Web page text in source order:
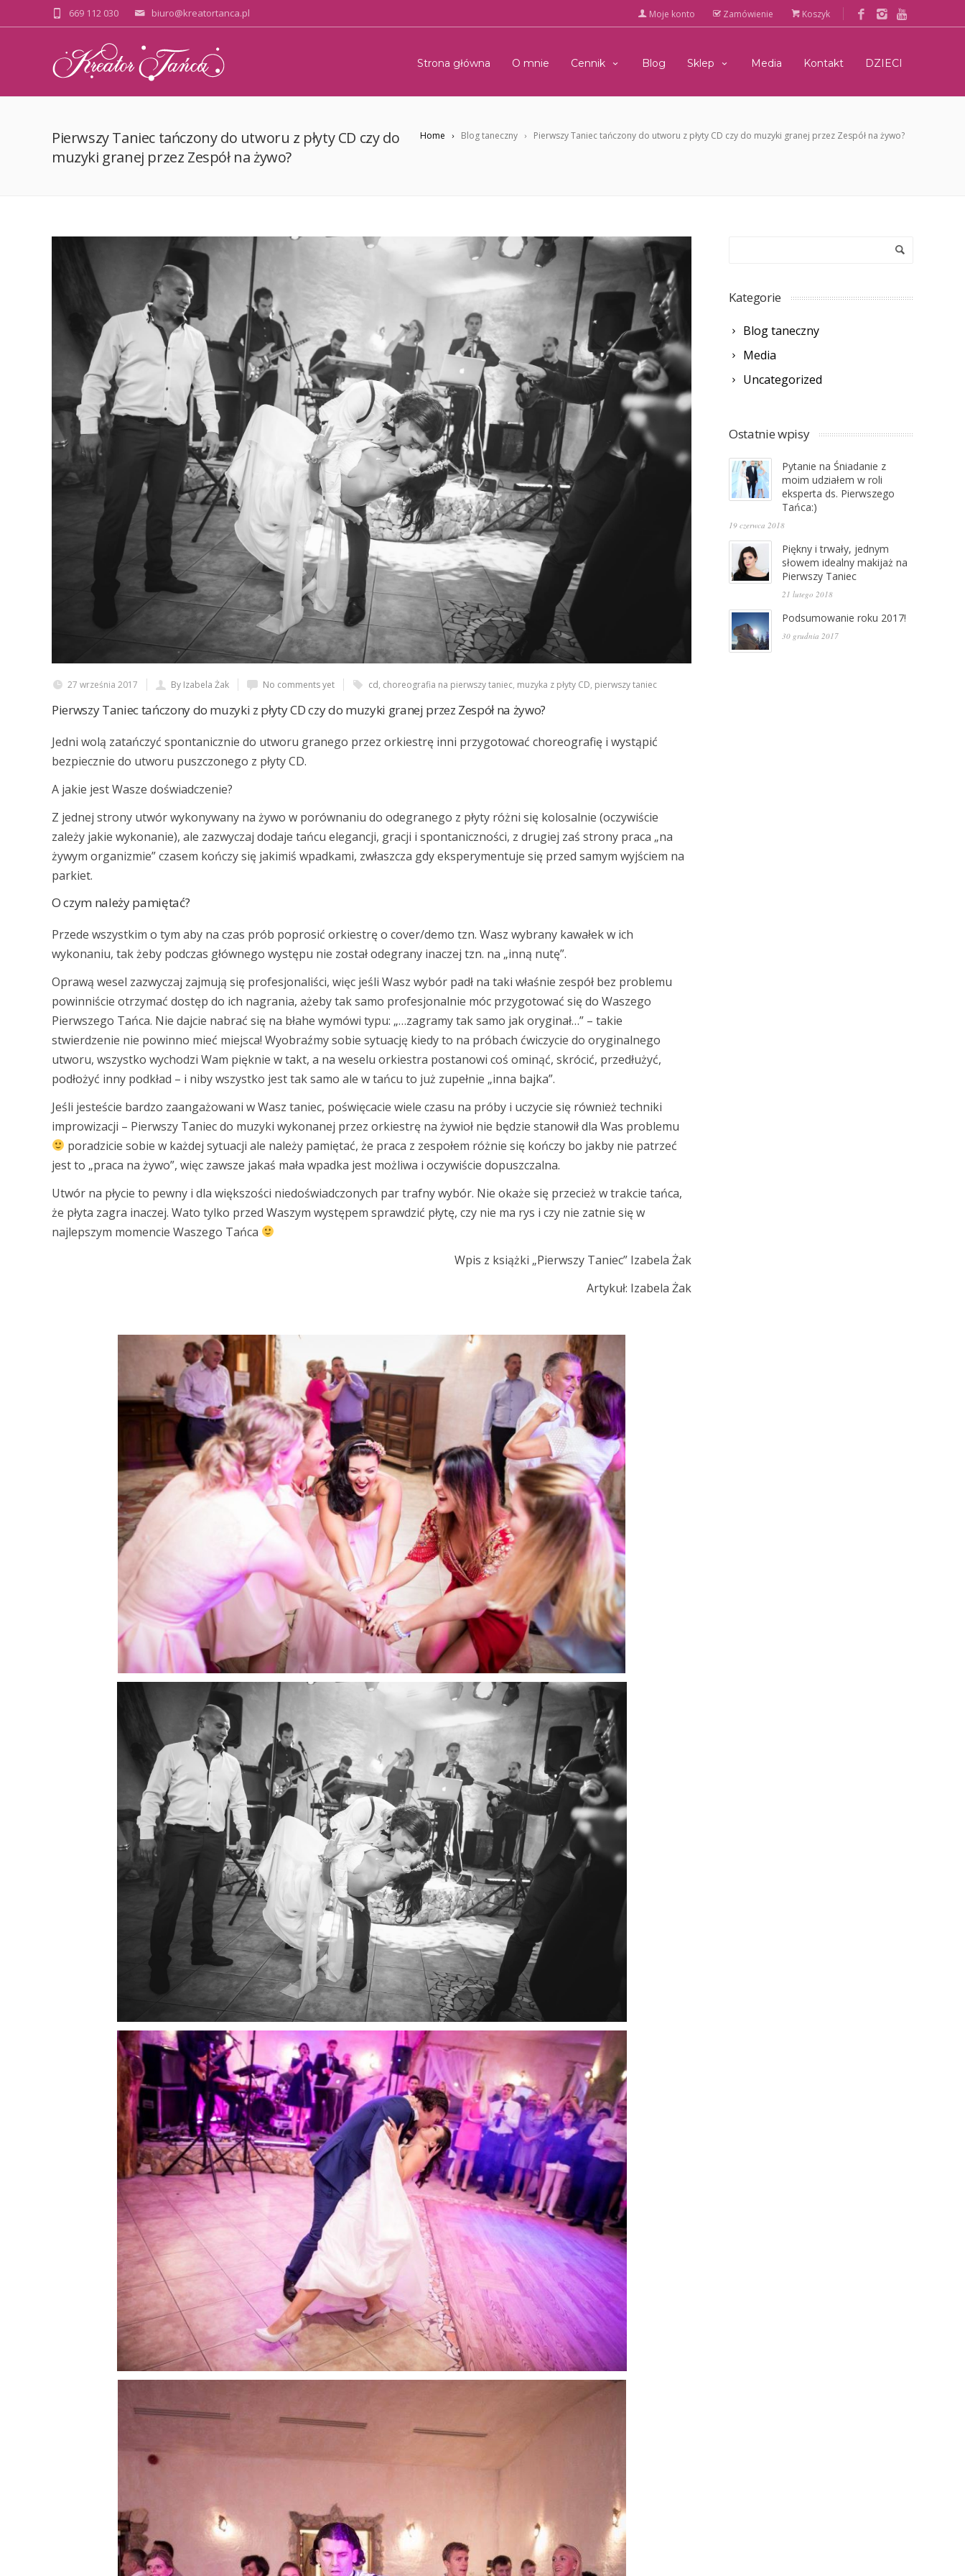
biuro@kreatortanca.pl
669 112 030 Moje konto Zamówienie Koszyk
Strona główna O mnie Cennik Blog Sklep Media Kontakt DZIECI
Home Blog taneczny Pierwszy Taniec tańczony do utworu z płyty CD czy do muzyki granej przez Zespół na żywo?
Pierwszy Taniec tańczony do utworu z płyty CD czy do
muzyki granej przez Zespół na żywo?
27 września 2017 By Izabela Żak No comments yet cd, choreografia na pierwszy taniec, muzyka z płyty CD, pierwszy taniec
Pierwszy Taniec tańczony do muzyki z płyty CD czy do muzyki granej przez Zespół na żywo?
Jedni wolą zatańczyć spontanicznie do utworu granego przez orkiestrę inni przygotować choreografię i wystąpić
bezpiecznie do utworu puszczonego z płyty CD.
A jakie jest Wasze doświadczenie?
Z jednej strony utwór wykonywany na żywo w porównaniu do odegranego z płyty różni się kolosalnie (oczywiście
zależy jakie wykonanie), ale zazwyczaj dodaje tańcu elegancji, gracji i spontaniczności, z drugiej zaś strony praca „na
żywym organizmie” czasem kończy się jakimiś wpadkami, zwłaszcza gdy eksperymentuje się przed samym wyjściem na
parkiet.
O czym należy pamiętać?
Przede wszystkim o tym aby na czas prób poprosić orkiestrę o cover/demo tzn. Wasz wybrany kawałek w ich
wykonaniu, tak żeby podczas głównego występu nie został odegrany inaczej tzn. na „inną nutę”.
Oprawą wesel zazwyczaj zajmują się profesjonaliści, więc jeśli Wasz wybór padł na taki właśnie zespół bez problemu
powinniście otrzymać dostęp do ich nagrania, ażeby tak samo profesjonalnie móc przygotować się do Waszego
Pierwszego Tańca. Nie dajcie nabrać się na błahe wymówi typu: „…zagramy tak samo jak oryginał…” – takie
stwierdzenie nie powinno mieć miejsca! Wyobraźmy sobie sytuację kiedy to na próbach ćwiczycie do oryginalnego
utworu, wszystko wychodzi Wam pięknie w takt, a na weselu orkiestra postanowi coś ominąć, skrócić, przedłużyć,
podłożyć inny podkład – i niby wszystko jest tak samo ale w tańcu to już zupełnie „inna bajka”.
Jeśli jesteście bardzo zaangażowani w Wasz taniec, poświęcacie wiele czasu na próby i uczycie się również techniki
improwizacji – Pierwszy Taniec do muzyki wykonanej przez orkiestrę na żywioł nie będzie stanowił dla Was problemu
poradzicie sobie w każdej sytuacji ale należy pamiętać, że praca z zespołem różnie się kończy bo jakby nie patrzeć
jest to „praca na żywo”, więc zawsze jakaś mała wpadka jest możliwa i oczywiście dopuszczalna.
Utwór na płycie to pewny i dla większości niedoświadczonych par trafny wybór. Nie okaże się przecież w trakcie tańca,
że płyta zagra inaczej. Wato tylko przed Waszym występem sprawdzić płytę, czy nie ma rys i czy nie zatnie się w
najlepszym momencie Waszego Tańca
Wpis z książki „Pierwszy Taniec” Izabela Żak
Artykuł: Izabela Żak
Kategorie
Blog taneczny
Media
Uncategorized
Ostatnie wpisy
Pytanie na Śniadanie z
moim udziałem w roli
eksperta ds. Pierwszego
Tańca:)
19 czerwca 2018
Piękny i trwały, jednym
słowem idealny makijaż na
Pierwszy Taniec
21 lutego 2018
Podsumowanie roku 2017!
30 grudnia 2017